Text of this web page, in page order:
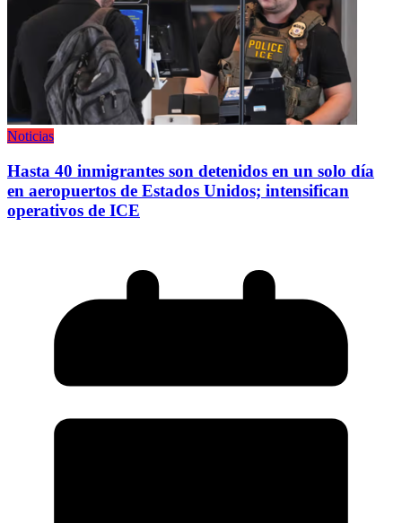
Noticias
Hasta 40 inmigrantes son detenidos en un solo día
en aeropuertos de Estados Unidos; intensifican
operativos de ICE